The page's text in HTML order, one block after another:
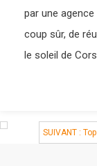
par une
coup sûr, de
le soleil de
SUIVANT :